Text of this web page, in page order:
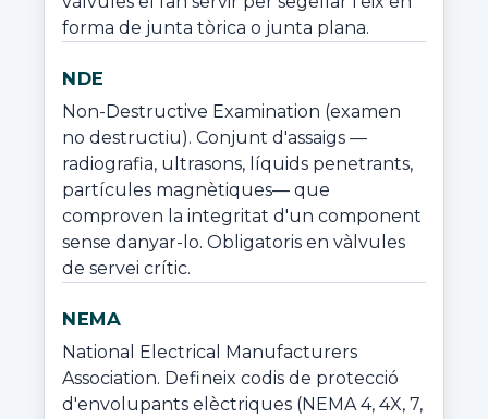
forma de junta tòrica o junta plana.
NDE
Non-Destructive Examination (examen
no destructiu). Conjunt d'assaigs —
radiografia, ultrasons, líquids penetrants,
partícules magnètiques— que
comproven la integritat d'un component
sense danyar-lo. Obligatoris en vàlvules
de servei crític.
NEMA
National Electrical Manufacturers
Association. Defineix codis de protecció
d'envolupants elèctriques (NEMA 4, 4X, 7,